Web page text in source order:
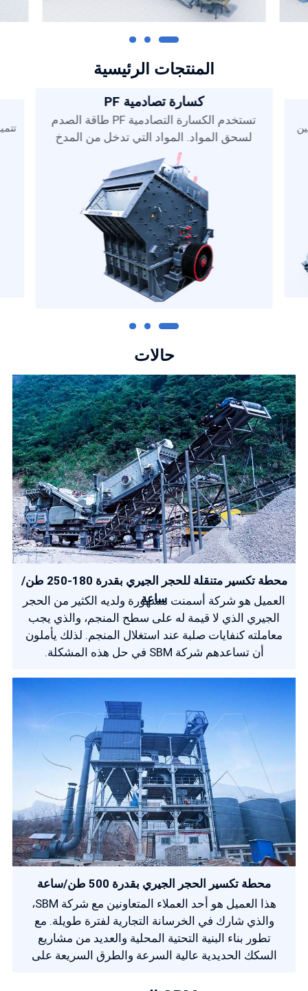
المنتجات الرئيسية
كسارة تصادمية PF
تستخدم الكسارة التصادمية PF طاقة الصدم
لسحق المواد. المواد التي تدخل من المدخ
حالات
العميل هو شركة أسمنت مشهورة ولديه الكثير من الحجر
الجيري الذي لا قيمة له على سطح المنجم، والذي يجب
معاملته كنفايات صلبة عند استغلال المنجم. لذلك يأملون
أن تساعدهم شركة SBM في حل هذه المشكلة.
محطة تكسير متنقلة للحجر الجيري بقدرة 180-250 طن/
ساعة
هذا العميل هو أحد العملاء المتعاونين مع شركة SBM،
والذي شارك في الخرسانة التجارية لفترة طويلة. مع
تطور بناء البنية التحتية المحلية والعديد من مشاريع
السكك الحديدية عالية السرعة والطرق السريعة على
محطة تكسير الحجر الجيري بقدرة 500 طن/ساعة